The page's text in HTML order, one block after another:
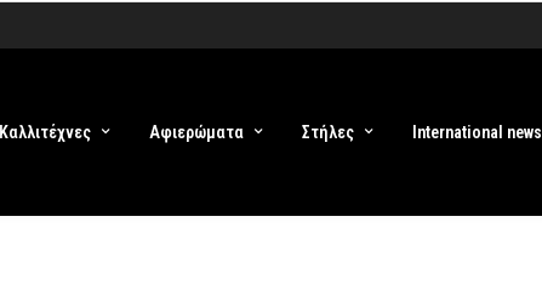
Καλλιτέχνες Αφιερώματα Στήλες International news